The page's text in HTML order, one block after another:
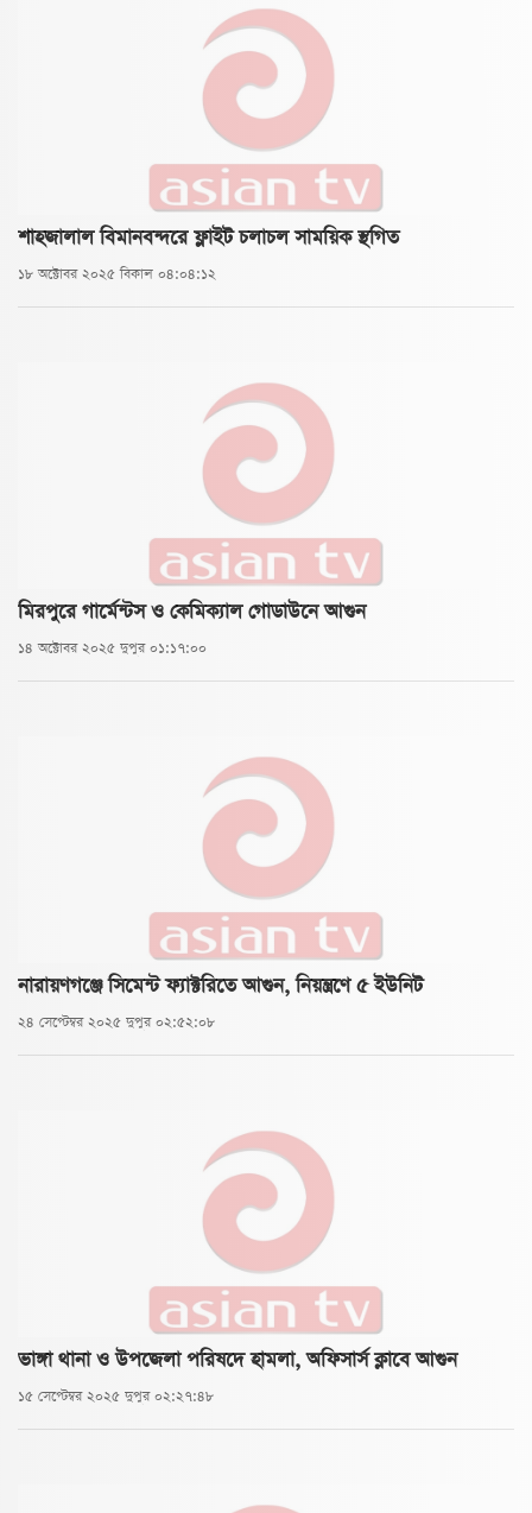
শাহজালাল বিমানবন্দরে ফ্লাইট চলাচল সাময়িক স্থগিত
১৮ অক্টোবর ২০২৫ বিকাল ০৪:০৪:১২
মিরপুরে গার্মেন্টস ও কেমিক্যাল গোডাউনে আগুন
১৪ অক্টোবর ২০২৫ দুপুর ০১:১৭:০০
নারায়ণগঞ্জে সিমেন্ট ফ্যাক্টরিতে আগুন, নিয়ন্ত্রণে ৫ ইউনিট
২৪ সেপ্টেম্বর ২০২৫ দুপুর ০২:৫২:০৮
ভাঙ্গা থানা ও উপজেলা পরিষদে হামলা, অফিসার্স ক্লাবে আগুন
১৫ সেপ্টেম্বর ২০২৫ দুপুর ০২:২৭:৪৮